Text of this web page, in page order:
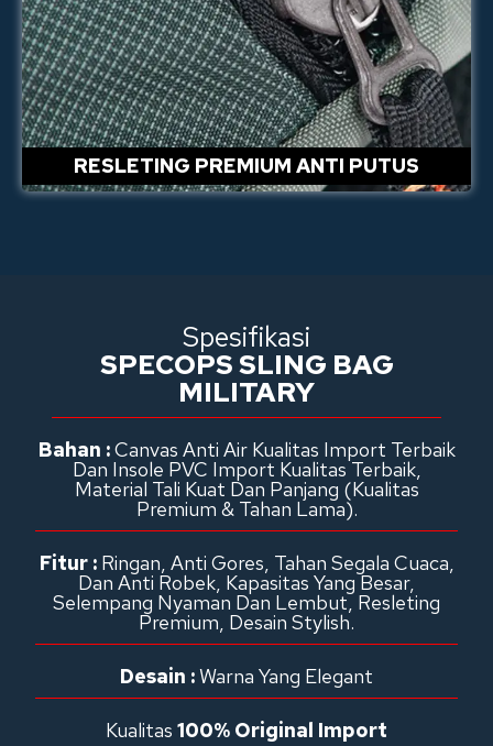
RESLETING PREMIUM ANTI PUTUS
Spesifikasi
SPECOPS SLING BAG
MILITARY
Bahan :Canvas Anti Air Kualitas Import Terbaik
Dan Insole PVC Import Kualitas Terbaik,
Material Tali Kuat Dan Panjang (Kualitas
Premium & Tahan Lama).
Fitur : Ringan, Anti Gores, Tahan Segala Cuaca,
Dan Anti Robek, Kapasitas Yang Besar,
Selempang Nyaman Dan Lembut, Resleting
Premium, Desain Stylish.
Desain :Warna Yang Elegant
Kualitas 100% Original Import